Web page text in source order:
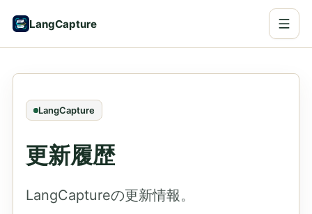
LangCapture
LangCapture
更新履歴
LangCaptureの更新情報。